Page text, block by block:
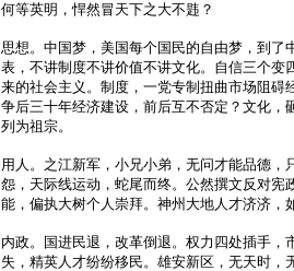
何等英明，悍然冒天下之大不韪？
思想。中国梦，美国每个国民的自由梦，到了
表，不讲制度不讲价值不讲文化。自信三个变
来的社会主义。制度，一党专制扭曲市场阻碍
争后三十年经济建设，前后互不否定？文化，
列为祖宗。
用人。之江新军，小兄小弟，无问才能品德，
怨，天际线运动，蛇尾而终。公然撰文反对宪
能，偏执大树个人崇拜。神州大地人才济济，
内政。国进民退，改革倒退。权力四处插手，
失，精英人才纷纷移民。雄安新区，无天时，